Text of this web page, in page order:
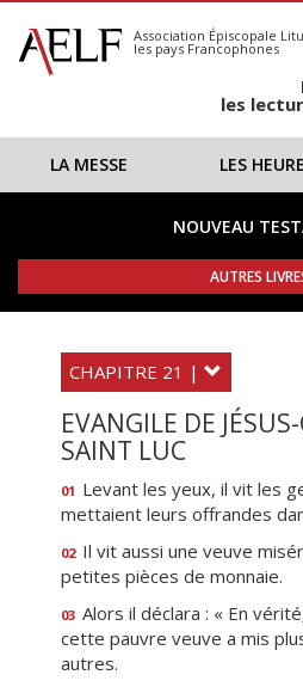
S'abonner
Calendrier
Association Épiscopale
les pays Francophones
les
LA MESSE LES
NOUVEAU
AUTRES
CHAPITRE 21 |
EVANGILE DE
SAINT LUC
01 Levant les yeux, il vit les
mettaient leurs offrandes
02 Il vit aussi une veuve
petites pièces de monnaie.
03 Alors il déclara : « En
cette pauvre veuve a mis
autres.